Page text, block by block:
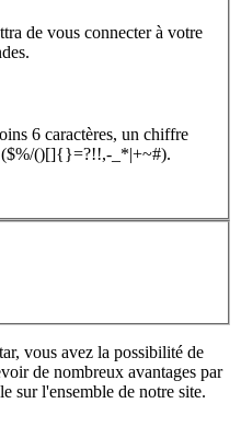
de vous connecter à votre
6 caractères, un chiffre
($%/()[]{}=?!!,-_*|+~#).
vous avez la possibilité de
de nombreux avantages par
sur l'ensemble de notre site.